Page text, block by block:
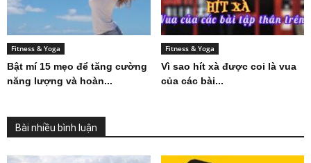
Fitness & Yoga
Bật mí 15 mẹo để tăng cường
năng lượng và hoàn...
Fitness & Yoga
Vì sao hít xà được coi là vua
của các bài...
Bài nhiều bình luận